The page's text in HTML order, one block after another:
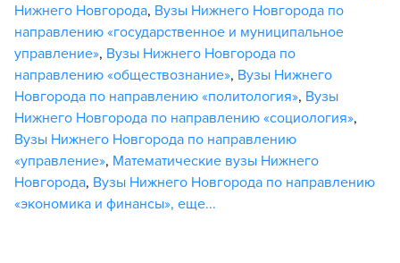
Нижнего Новгорода, Вузы Нижнего Новгорода по
направлению «государственное и муниципальное
управление», Вузы Нижнего Новгорода по
направлению «обществознание», Вузы Нижнего
Новгорода по направлению «политология», Вузы
Нижнего Новгорода по направлению «социология»,
Вузы Нижнего Новгорода по направлению
«управление», Математические вузы Нижнего
Новгорода, Вузы Нижнего Новгорода по направлению
«экономика и финансы», еще...